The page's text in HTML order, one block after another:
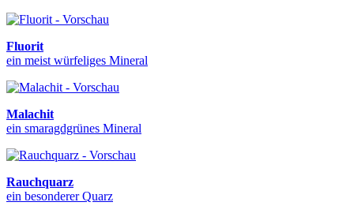
Fluorit
ein meist würfeliges Mineral
Malachit
ein smaragdgrünes Mineral
Rauchquarz
ein besonderer Quarz